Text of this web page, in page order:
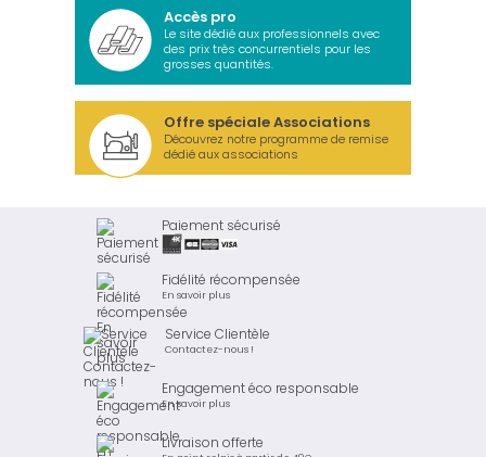
Accès pro
Le site dédié aux professionnels avec
des prix très concurrentiels pour les
grosses quantités.
Offre spéciale Associations
Découvrez notre programme de remise
dédié aux associations
Paiement sécurisé
Fidélité récompensée
En savoir plus
Service Clientèle
Contactez-nous !
Engagement éco responsable
En savoir plus
Livraison offerte